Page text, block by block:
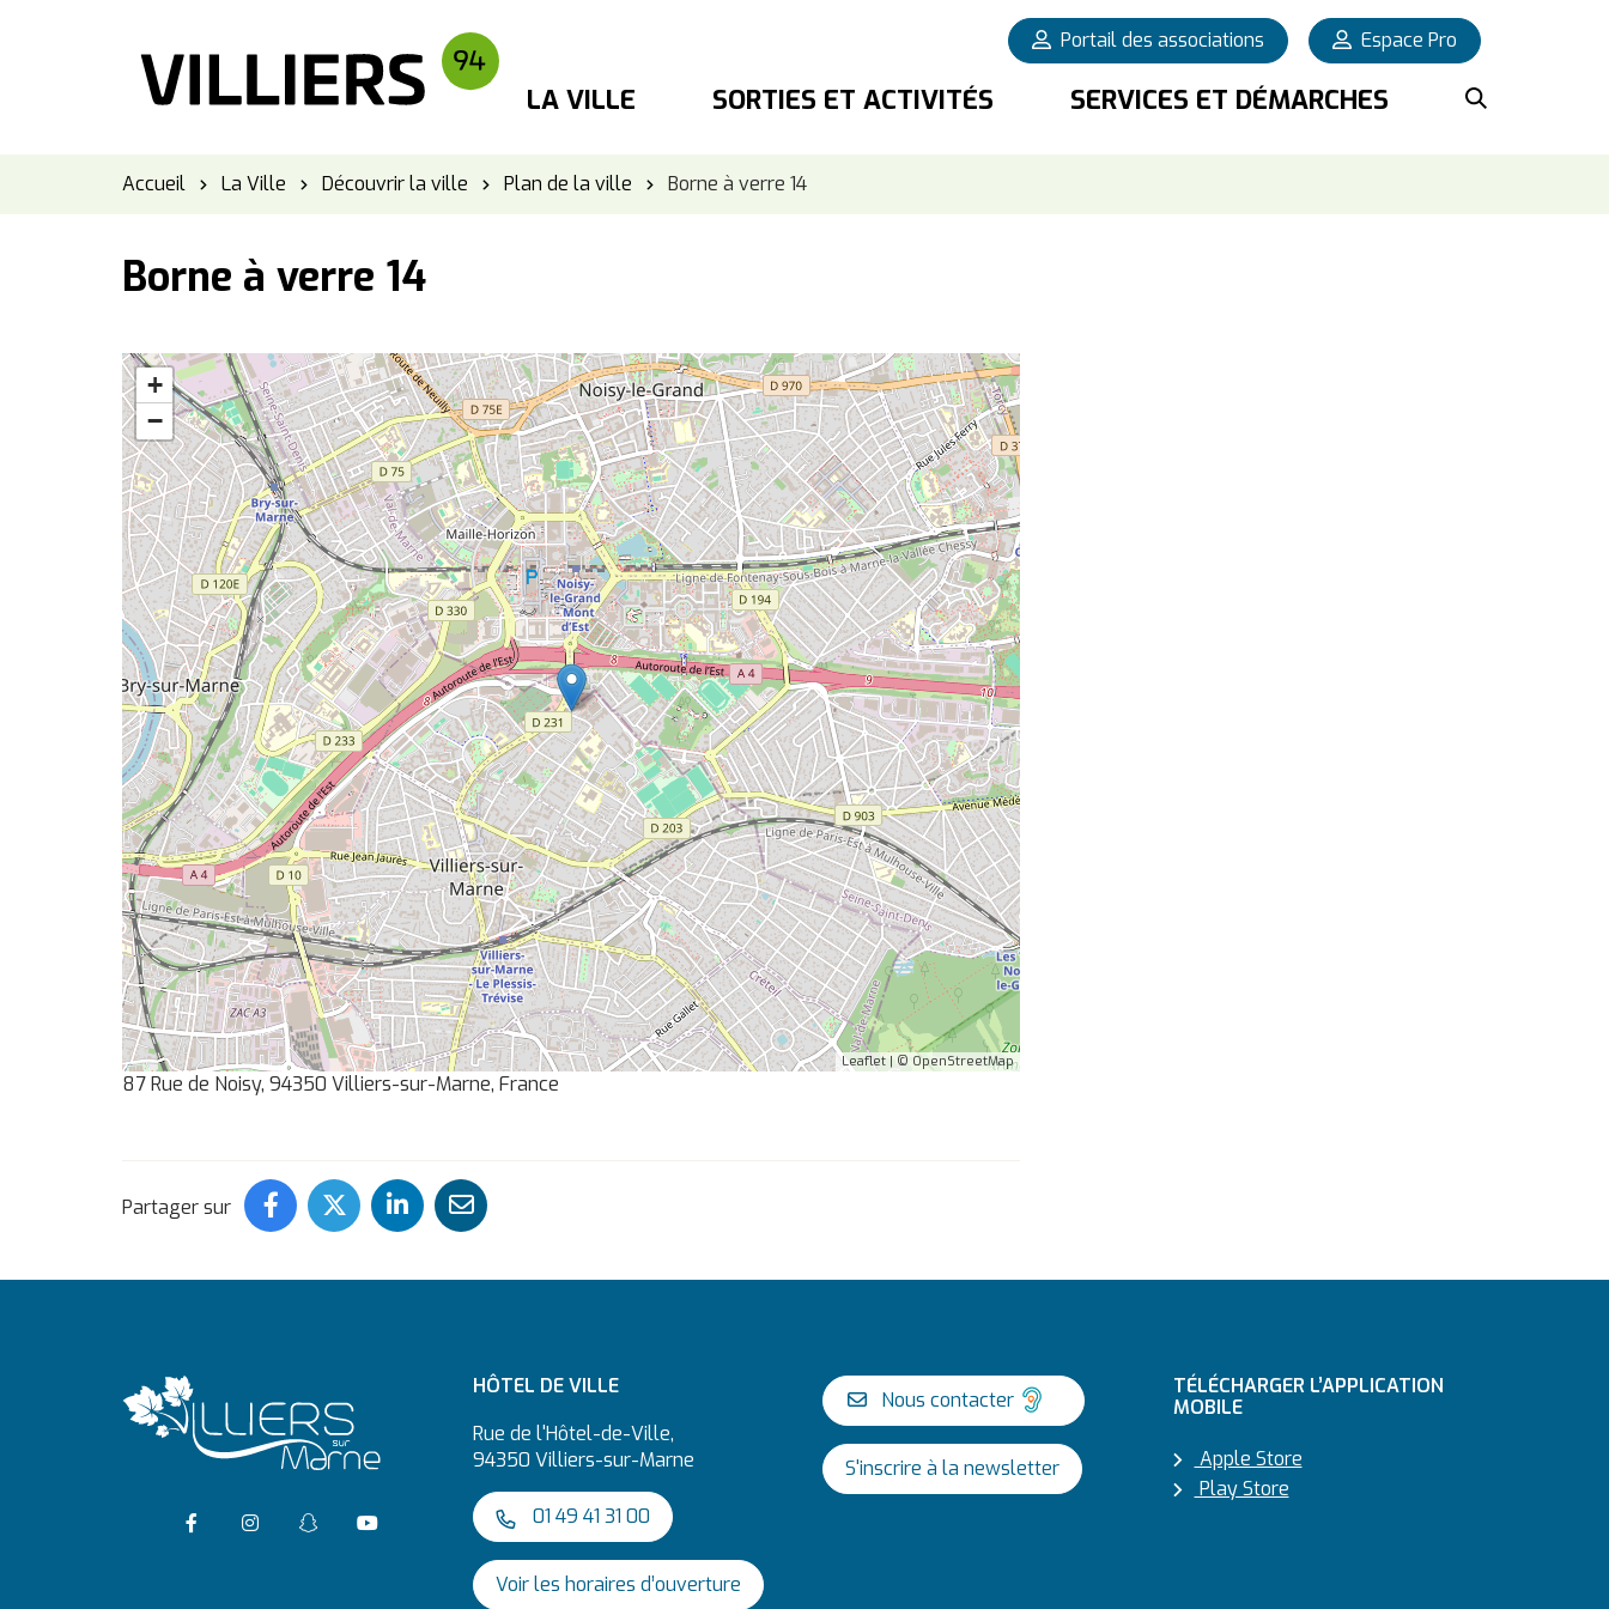
Portail des associations Espace Pro
LA VILLE SORTIES ET ACTIVITÉS SERVICES ET DÉMARCHES OUVRIR
Accueil La Ville Découvrir la ville Plan de la ville Borne à verre 14
Borne à verre 14
+
−
Leaflet | © OpenStreetMap
87 Rue de Noisy, 94350 Villiers-sur-Marne, France
Partager sur Partager ce contenu sur Facebook
Partager ce contenu sur X
Partager ce contenu sur Linkedin
Partager ce contenu par mail
Accéder à la page Facebook
Suivre l'actualité de Villiers sur Instagram
Suivre l'actualité Jeunesse de la Ville sur Snapchat
Accéder à la chaîne Youtube
HÔTEL DE VILLE
Rue de l'Hôtel-de-Ville,
94350 Villiers-sur-Marne
01 49 41 31 00
Voir les horaires d’ouverture
Nous contacter
S'inscrire à la newsletter
TÉLÉCHARGER L’APPLICATION
MOBILE
Apple Store
Play Store